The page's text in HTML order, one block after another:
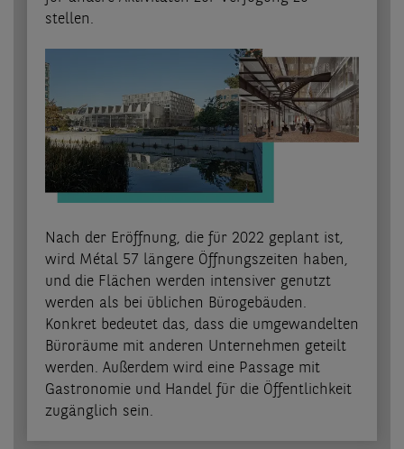
stellen.
Nach der Eröffnung, die für 2022 geplant ist,
wird Métal 57 längere Öffnungszeiten haben,
und die Flächen werden intensiver genutzt
werden als bei üblichen Bürogebäuden.
Konkret bedeutet das, dass die umgewandelten
Büroräume mit anderen Unternehmen geteilt
werden. Außerdem wird eine Passage mit
Gastronomie und Handel für die Öffentlichkeit
zugänglich sein.